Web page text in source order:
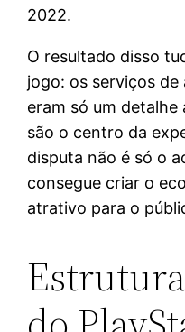
2022.
O resultado disso
jogo: os serviços de
eram só um detalhe
são o centro da
disputa não é só o
consegue criar o
atrativo para o